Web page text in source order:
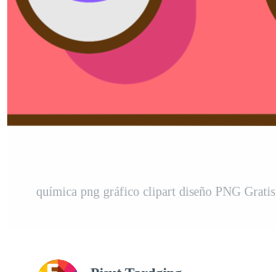
química png gráfico clipart diseño PNG Gratis